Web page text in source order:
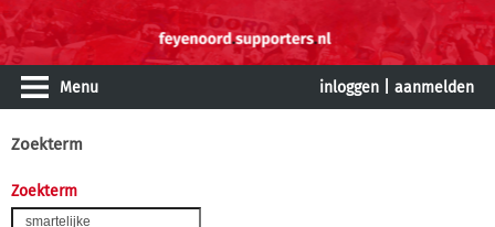
Menu inloggen aanmelden
Zoekterm
Zoekterm